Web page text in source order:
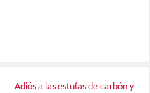
Adiós a las estufas de carbón y